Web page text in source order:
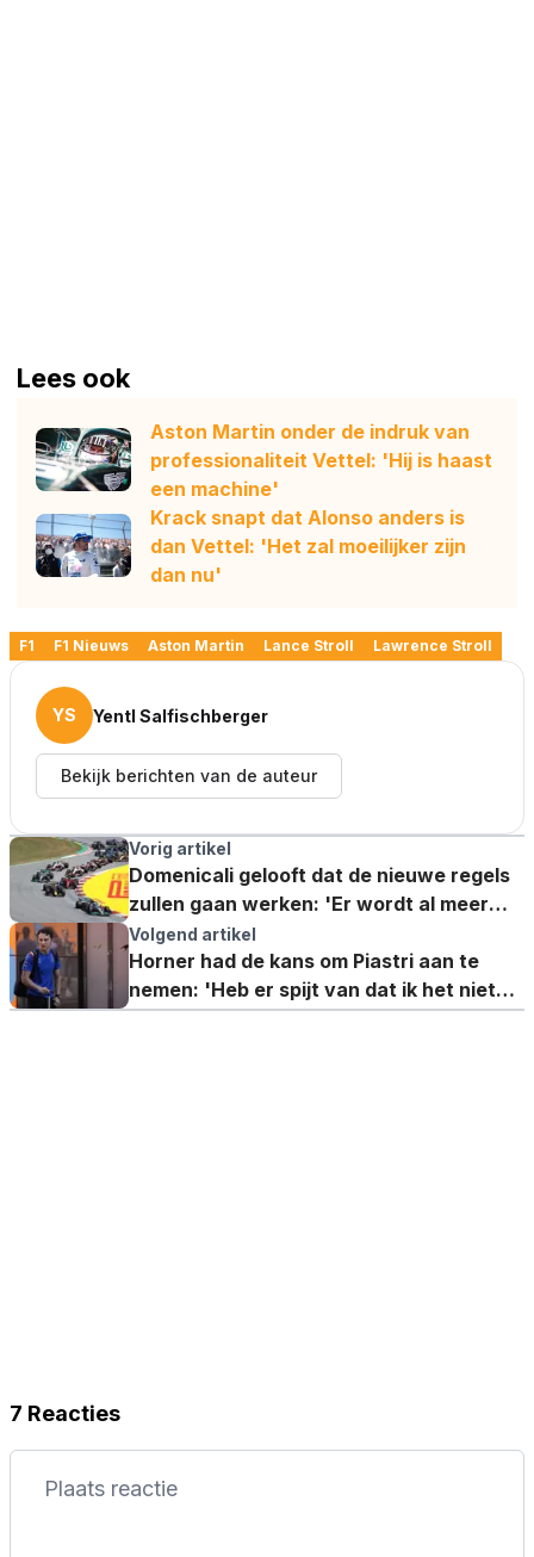
Lees ook
Aston Martin onder de indruk van
professionaliteit Vettel: 'Hij is haast
een machine'
Krack snapt dat Alonso anders is
dan Vettel: 'Het zal moeilijker zijn
dan nu'
F1 F1 Nieuws Aston Martin Lance Stroll Lawrence Stroll
YS Yentl Salfischberger
Bekijk berichten van de auteur
Vorig artikel
Domenicali gelooft dat de nieuwe regels
zullen gaan werken: 'Er wordt al meer
gevochten'
Volgend artikel
Horner had de kans om Piastri aan te
nemen: 'Heb er spijt van dat ik het niet
deed'
7 Reacties